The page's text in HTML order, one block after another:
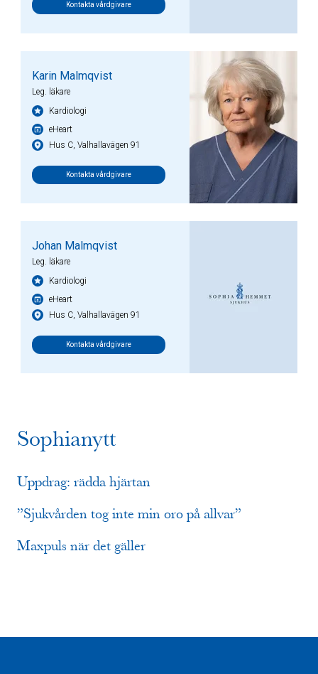
Kontakta vårdgivare
Karin Malmqvist
Leg. läkare
Kardiologi
eHeart
Hus C, Valhallavägen 91
Kontakta vårdgivare
Johan Malmqvist
Leg. läkare
Kardiologi
eHeart
Hus C, Valhallavägen 91
Kontakta vårdgivare
Sophianytt
Uppdrag: rädda hjärtan
”Sjukvården tog inte min oro på allvar”
Maxpuls när det gäller